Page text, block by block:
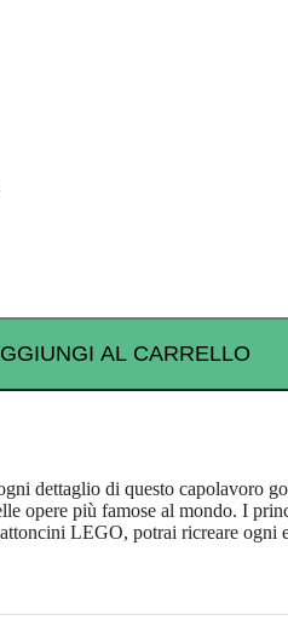
AL CARRELLO
dettaglio di questo capolavoro
opere più famose al mondo. I
LEGO, potrai ricreare ogni